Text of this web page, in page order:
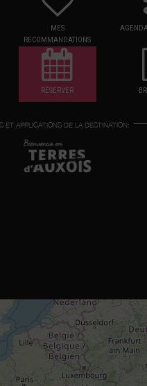
MES
RECOMMANDATIONS
RÉSERVER
ET APPLICATIONS DE LA DESTINATION: